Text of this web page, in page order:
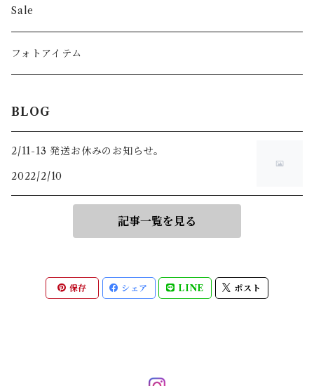
Sale
フォトアイテム
BLOG
2/11-13 発送お休みのお知らせ。
2022/2/10
記事一覧を見る
保存 シェア LINE ポスト